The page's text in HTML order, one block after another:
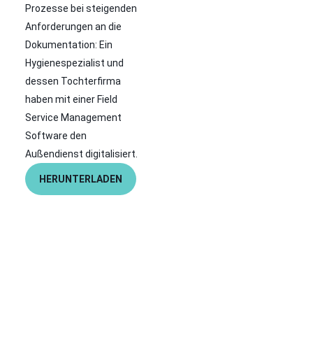
Prozesse bei steigenden
Anforderungen an die
Dokumentation: Ein
Hygienespezialist und
dessen Tochterfirma
haben mit einer Field
Service Management
Software den
Außendienst digitalisiert.
HERUNTERLADEN